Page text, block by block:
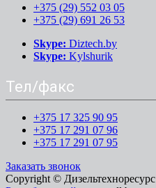
+375 (29) 552 03 05
+375 (29) 691 26 53
Skype: Diztech.by
Skype: Kylshurik
Тел/факс
+375 17 325 90 95
+375 17 291 07 96
+375 17 291 07 95
Заказать звонок
Copyright © Дизельтехноресурс